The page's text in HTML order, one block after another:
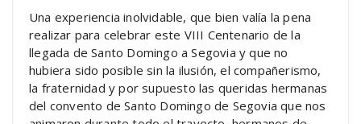
Una experiencia inolvidable, que bien valía la pena
realizar para celebrar este VIII Centenario de la
llegada de Santo Domingo a Segovia y que no
hubiera sido posible sin la ilusión, el compañerismo,
la fraternidad y por supuesto las queridas hermanas
del convento de Santo Domingo de Segovia que nos